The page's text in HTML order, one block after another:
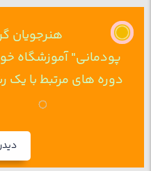
هنرجویان
پودمانی" آموزشگاه
دوره های مرتبط با یک